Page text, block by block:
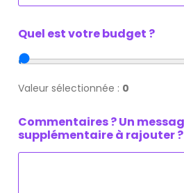
t
p
é
i
e
Quel est votre budget ?
Valeur sélectionnée : 0
Commentaires ? Un
supplémentaire à rajouter ?